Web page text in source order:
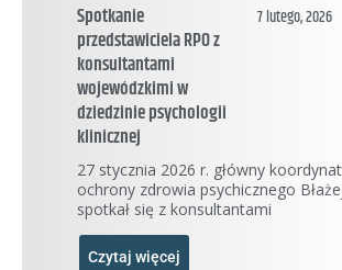
Spotkanie
przedstawiciela RPO z
konsultantami
wojewódzkimi w
dziedzinie psychologii
klinicznej
7 lutego, 2026
27 stycznia 2026 r. główny
ochrony zdrowia psychicznego
spotkał się z konsultantami
Czytaj więcej